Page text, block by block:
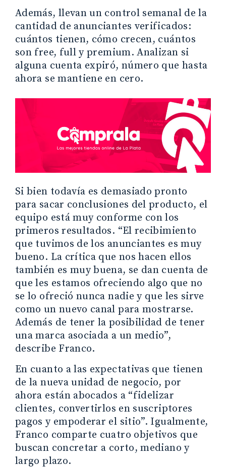
Además, llevan un control semanal de la
cantidad de anunciantes verificados:
cuántos tienen, cómo crecen, cuántos
son free, full y premium. Analizan si
alguna cuenta expiró, número que hasta
ahora se mantiene en cero.
Si bien todavía es demasiado pronto
para sacar conclusiones del producto, el
equipo está muy conforme con los
primeros resultados. “El recibimiento
que tuvimos de los anunciantes es muy
bueno. La crítica que nos hacen ellos
también es muy buena, se dan cuenta de
que les estamos ofreciendo algo que no
se lo ofreció nunca nadie y que les sirve
como un nuevo canal para mostrarse.
Además de tener la posibilidad de tener
una marca asociada a un medio”,
describe Franco.
En cuanto a las expectativas que tienen
de la nueva unidad de negocio, por
ahora están abocados a “fidelizar
clientes, convertirlos en suscriptores
pagos y empoderar el sitio”. Igualmente,
Franco comparte cuatro objetivos que
buscan concretar a corto, mediano y
largo plazo.